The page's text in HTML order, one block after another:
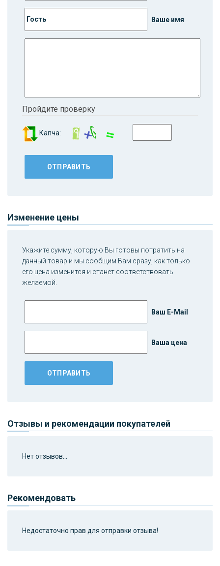
Ваше имя
Пройдите проверку
Капча:
Изменение цены
Укажите сумму, которую Вы готовы потратить на
данный товар и мы сообщим Вам сразу, как только
его цена изменится и станет соответствовать
желаемой.
Ваш E-Mail
Ваша цена
Отзывы и рекомендации покупателей
Нет отзывов...
Рекомендовать
Недостаточно прав для отправки отзыва!